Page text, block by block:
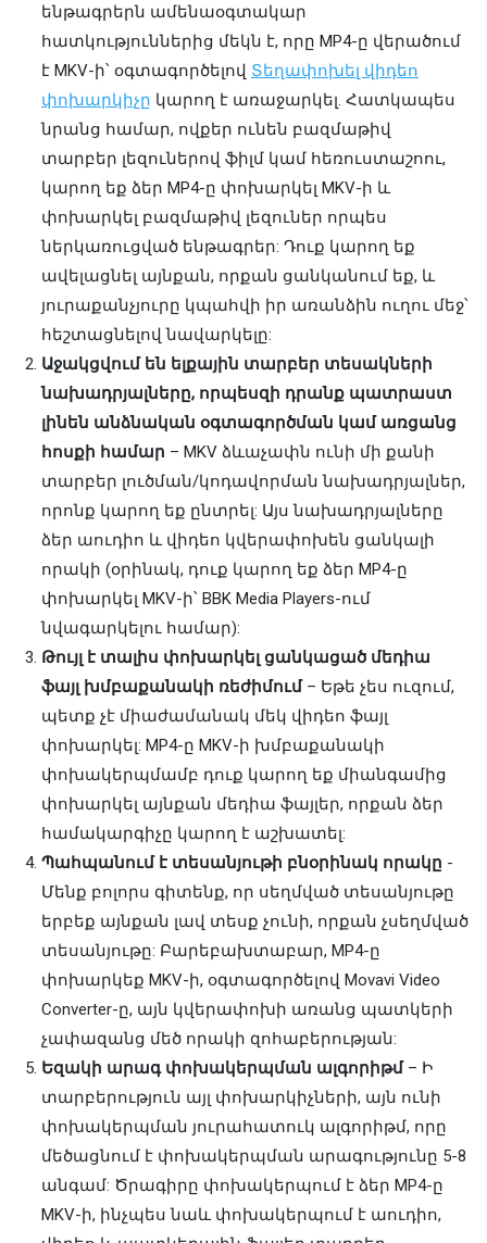
ենթագրերն ամենաօգտակար
հատկություններից մեկն է, որը MP4-ը վերածում
է MKV-ի՝ օգտագործելով Տեղափոխել վիդեո
փոխարկիչը կարող է առաջարկել. Հատկապես
նրանց համար, ովքեր ունեն բազմաթիվ
տարբեր լեզուներով ֆիլմ կամ հեռուստաշոու,
կարող եք ձեր MP4-ը փոխարկել MKV-ի և
փոխարկել բազմաթիվ լեզուներ որպես
ներկառուցված ենթագրեր: Դուք կարող եք
ավելացնել այնքան, որքան ցանկանում եք, և
յուրաքանչյուրը կպահվի իր առանձին ուղու մեջ՝
հեշտացնելով նավարկելը:
Աջակցվում են ելքային տարբեր տեսակների
նախադրյալները, որպեսզի դրանք պատրաստ
լինեն անձնական օգտագործման կամ առցանց
հոսքի համար – MKV ձևաչափն ունի մի քանի
տարբեր լուծման/կոդավորման նախադրյալներ,
որոնք կարող եք ընտրել: Այս նախադրյալները
ձեր աուդիո և վիդեո կվերափոխեն ցանկալի
որակի (օրինակ, դուք կարող եք ձեր MP4-ը
փոխարկել MKV-ի՝ BBK Media Players-ում
նվագարկելու համար):
Թույլ է տալիս փոխարկել ցանկացած մեդիա
ֆայլ խմբաքանակի ռեժիմում– Եթե չես ուզում,
պետք չէ միաժամանակ մեկ վիդեո ֆայլ
փոխարկել: MP4-ը MKV-ի խմբաքանակի
փոխակերպմամբ դուք կարող եք միանգամից
փոխարկել այնքան մեդիա ֆայլեր, որքան ձեր
համակարգիչը կարող է աշխատել:
Պահպանում է տեսանյութի բնօրինակ որակը -
Մենք բոլորս գիտենք, որ սեղմված տեսանյութը
երբեք այնքան լավ տեսք չունի, որքան չսեղմված
տեսանյութը: Բարեբախտաբար, MP4-ը
փոխարկեք MKV-ի, օգտագործելով Movavi Video
Converter-ը, այն կվերափոխի առանց պատկերի
չափազանց մեծ որակի զոհաբերության:
Եզակի արագ փոխակերպման ալգորիթմ– Ի
տարբերություն այլ փոխարկիչների, այն ունի
փոխակերպման յուրահատուկ ալգորիթմ, որը
մեծացնում է փոխակերպման արագությունը 5-8
անգամ: Ծրագիրը փոխակերպում է ձեր MP4-ը
MKV-ի, ինչպես նաև փոխակերպում է աուդիո,